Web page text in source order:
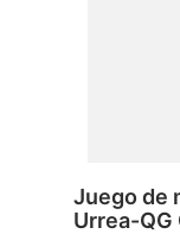
Juego de
Urrea-QG